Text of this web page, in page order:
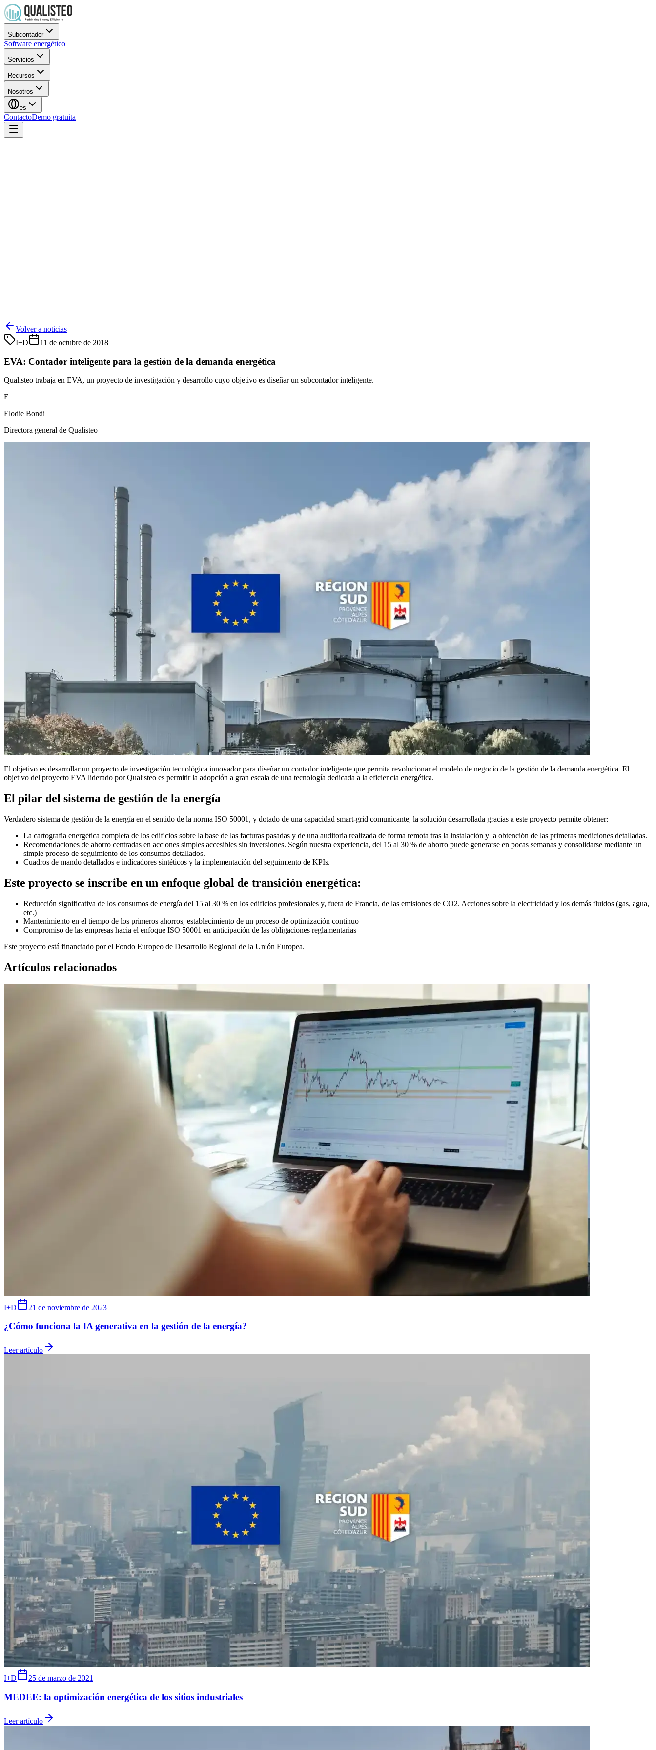
Subcontador
Software energético
Servicios
Recursos
Nosotros
es
ContactoDemo gratuita
Volver a noticias
I+D
11 de octubre de 2018
EVA: Contador inteligente para la gestión de la demanda energética
Qualisteo trabaja en EVA, un proyecto de investigación y desarrollo cuyo objetivo es diseñar un subcontador inteligente.
E
Elodie Bondi
Directora general de Qualisteo
El objetivo es desarrollar un proyecto de investigación tecnológica innovador para diseñar un contador inteligente que permita revolucionar el modelo de negocio de la gestión de la demanda energética. El
objetivo del proyecto EVA liderado por Qualisteo es permitir la adopción a gran escala de una tecnología dedicada a la eficiencia energética.
El pilar del sistema de gestión de la energía
Verdadero sistema de gestión de la energía en el sentido de la norma ISO 50001, y dotado de una capacidad smart-grid comunicante, la solución desarrollada gracias a este proyecto permite obtener:
La cartografía energética completa de los edificios sobre la base de las facturas pasadas y de una auditoría realizada de forma remota tras la instalación y la obtención de las primeras mediciones detalladas.
Recomendaciones de ahorro centradas en acciones simples accesibles sin inversiones. Según nuestra experiencia, del 15 al 30 % de ahorro puede generarse en pocas semanas y consolidarse mediante un
simple proceso de seguimiento de los consumos detallados.
Cuadros de mando detallados e indicadores sintéticos y la implementación del seguimiento de KPIs.
Este proyecto se inscribe en un enfoque global de transición energética:
Reducción significativa de los consumos de energía del 15 al 30 % en los edificios profesionales y, fuera de Francia, de las emisiones de CO2. Acciones sobre la electricidad y los demás fluidos (gas, agua,
etc.)
Mantenimiento en el tiempo de los primeros ahorros, establecimiento de un proceso de optimización continuo
Compromiso de las empresas hacia el enfoque ISO 50001 en anticipación de las obligaciones reglamentarias
Este proyecto está financiado por el Fondo Europeo de Desarrollo Regional de la Unión Europea.
Artículos relacionados
I+D 21 de noviembre de 2023
¿Cómo funciona la IA generativa en la gestión de la energía?
Leer artículo
I+D 25 de marzo de 2021
MEDEE: la optimización energética de los sitios industriales
Leer artículo